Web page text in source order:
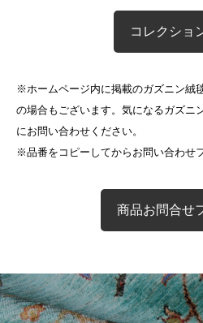
コレクショ
※ホームページ内に掲載のガズニン絨
の場合もございます。気になるガズニ
にお問い合わせください。
※品番をコピーしてからお問い合わせ
商品お問合せ